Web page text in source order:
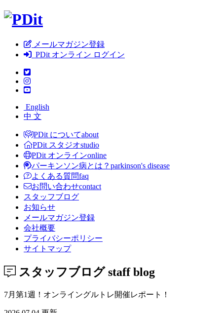
メールマガジン登録
PDit オンライン ログイン
English
中 文
PDit についてabout
PDit スタジオstudio
PDit オンラインonline
パーキンソン病とは？ parkinson's disease
よくある質問faq
お問い合わせcontact
スタッフブログ
お知らせ
メールマガジン登録
会社概要
プライバシーポリシー
サイトマップ
スタッフブログ staff blog
7月第1週！オンライングルトレ開催レポート！